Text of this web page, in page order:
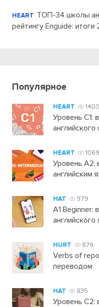
HEART ТОП-34 школы
рейтингу Enguide: итоги
Популярное
HEART 1403
Уровень C1:
английского
HEART 1069
Уровень А2:
английским
HAT 979
A1 Beginner:
английского
HURT 876
Verbs of
переводом
HAT 835
Уровень C2: